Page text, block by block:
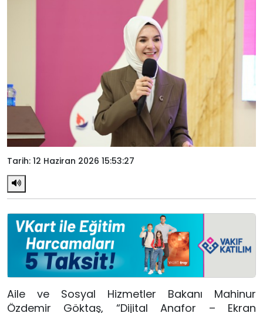
Tarih: 12 Haziran 2026 15:53:27
Aile ve Sosyal Hizmetler Bakanı Mahinur
Özdemir Göktaş, “Dijital Anafor – Ekran